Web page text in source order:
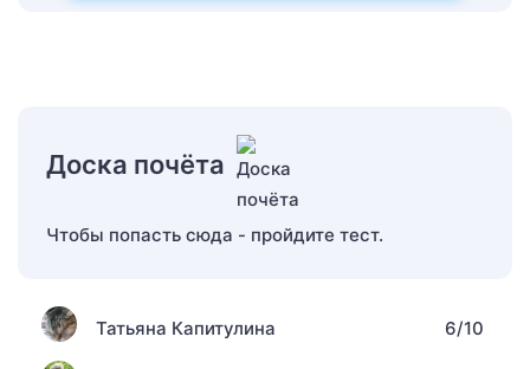
Доска почёта
Чтобы попасть сюда - пройдите тест.
Татьяна Капитулина 6/10